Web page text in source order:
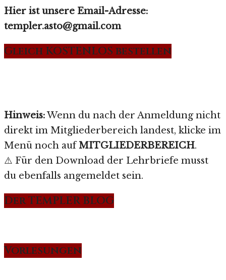
Hier ist unsere Email-Adresse:
templer.asto@gmail.com
Gleich KOSTENLOS bestellen
Hinweis:Wenn du nach der Anmeldung nicht
direkt im Mitgliederbereich landest, klicke im
Menü noch aufMITGLIEDERBEREICH.
⚠️ Für den Download der Lehrbriefe musst
du ebenfalls angemeldet sein.
Der TEMPLER BLOG
Vorlesungen